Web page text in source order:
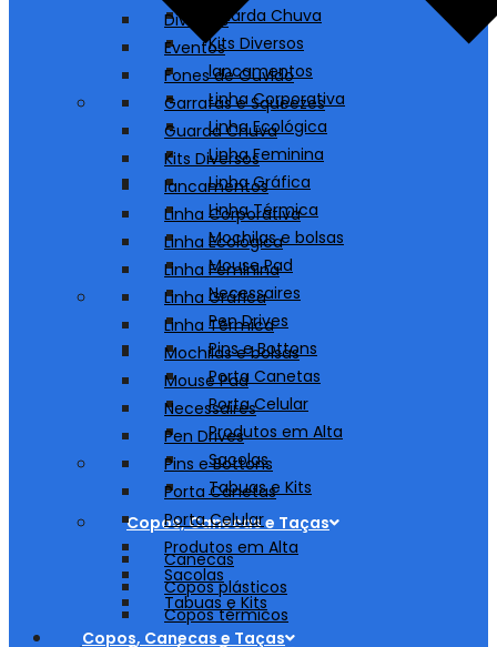
Guarda Chuva
Kits Diversos
lancamentos
Linha Corporativa
Linha Ecológica
Linha Feminina
Linha Gráfica
Linha Térmica
Mochilas e bolsas
Mouse Pad
Necessaires
Pen Drives
Pins e Bottons
Porta Canetas
Porta Celular
Produtos em Alta
Sacolas
Tabuas e Kits
Copos, Canecas e Taças
Canecas
Copos plásticos
Copos térmicos
Diversos
Eventos
Fones de Ouvido
Garrafas e Squeezes
Guarda Chuva
Kits Diversos
lancamentos
Linha Corporativa
Linha Ecológica
Linha Feminina
Linha Gráfica
Linha Térmica
Mochilas e bolsas
Mouse Pad
Necessaires
Pen Drives
Pins e Bottons
Porta Canetas
Porta Celular
Produtos em Alta
Sacolas
Tabuas e Kits
Copos, Canecas e Taças